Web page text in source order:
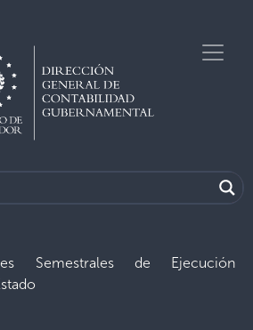
Semestrales de Ejecución